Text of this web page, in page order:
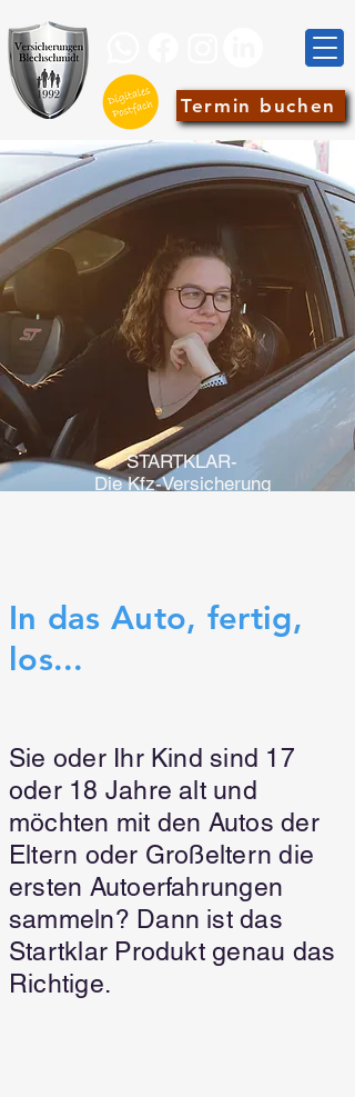
Termin buchen
STARTKLAR-
Die Kfz-Versicherung
In das Auto, fertig,
los...
Sie oder Ihr Kind sind 17
oder 18 Jahre alt und
möchten mit den Autos der
Eltern oder Großeltern die
ersten Autoerfahrungen
sammeln? Dann ist das
Startklar Produkt genau das
Richtige.